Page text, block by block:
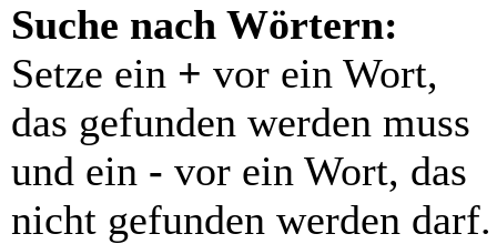
Suche nach Wörtern:
Setze ein + vor ein Wort,
das gefunden werden muss
und ein - vor ein Wort, das
nicht gefunden werden darf.